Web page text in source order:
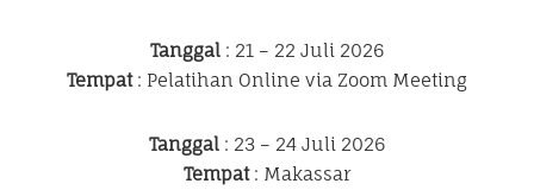
Tanggal : 21 – 22 Juli 2026
Tempat: Pelatihan Online via Zoom Meeting
Tanggal : 23 – 24 Juli 2026
Tempat: Makassar